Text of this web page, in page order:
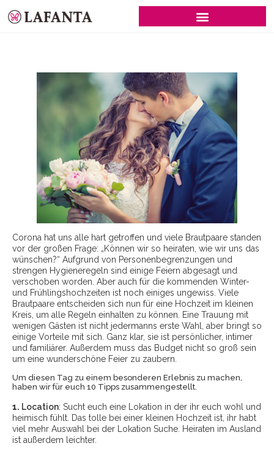
Corona hat uns alle hart getroffen und viele Brautpaare standen
vor der großen Frage: „Können wir so heiraten, wie wir uns das
wünschen?“ Aufgrund von Personenbegrenzungen und
strengen Hygieneregeln sind einige Feiern abgesagt und
verschoben worden. Aber auch für die kommenden Winter-
und Frühlingshochzeiten ist noch einiges ungewiss. Viele
Brautpaare entscheiden sich nun für eine Hochzeit im kleinen
Kreis, um alle Regeln einhalten zu können. Eine Trauung mit
wenigen Gästen ist nicht jedermanns erste Wahl, aber bringt so
einige Vorteile mit sich. Ganz klar, sie ist persönlicher, intimer
und familiärer. Außerdem muss das Budget nicht so groß sein
um eine wunderschöne Feier zu zaubern.
Um diesen Tag zu einem besonderen Erlebnis zu machen,
haben wir für euch 10 Tipps zusammengestellt.
1. Location: Sucht euch eine Lokation in der ihr euch wohl und
heimisch fühlt. Das tolle bei einer kleinen Hochzeit ist, ihr habt
viel mehr Auswahl bei der Lokation Suche. Heiraten im Ausland
ist außerdem leichter.